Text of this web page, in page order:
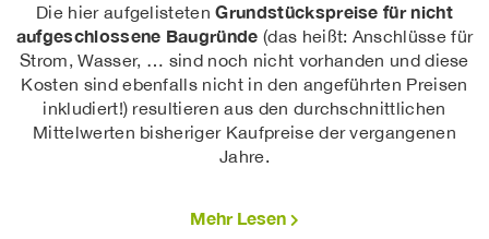
Die hier aufgelistetenGrundstückspreise für nicht
aufgeschlossene Baugründe (das heißt: Anschlüsse für
Strom, Wasser, … sind noch nicht vorhanden und diese
Kosten sind ebenfalls nicht in den angeführten Preisen
inkludiert!) resultieren aus den durchschnittlichen
Mittelwerten bisheriger Kaufpreise der vergangenen
Jahre.
Mehr Lesen